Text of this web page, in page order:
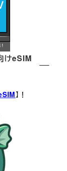
けeSIM
】！